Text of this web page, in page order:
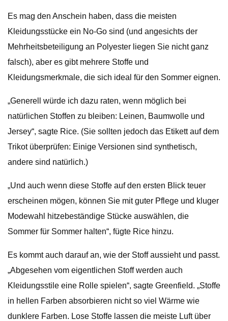
Es mag den Anschein haben, dass die meisten
Kleidungsstücke ein No-Go sind (und angesichts der
Mehrheitsbeteiligung an Polyester liegen Sie nicht ganz
falsch), aber es gibt mehrere Stoffe und
Kleidungsmerkmale, die sich ideal für den Sommer eignen.
„Generell würde ich dazu raten, wenn möglich bei
natürlichen Stoffen zu bleiben: Leinen, Baumwolle und
Jersey“, sagte Rice. (Sie sollten jedoch das Etikett auf dem
Trikot überprüfen: Einige Versionen sind synthetisch,
andere sind natürlich.)
„Und auch wenn diese Stoffe auf den ersten Blick teuer
erscheinen mögen, können Sie mit guter Pflege und kluger
Modewahl hitzebeständige Stücke auswählen, die
Sommer für Sommer halten“, fügte Rice hinzu.
Es kommt auch darauf an, wie der Stoff aussieht und passt.
„Abgesehen vom eigentlichen Stoff werden auch
Kleidungsstile eine Rolle spielen“, sagte Greenfield. „Stoffe
in hellen Farben absorbieren nicht so viel Wärme wie
dunklere Farben. Lose Stoffe lassen die meiste Luft über